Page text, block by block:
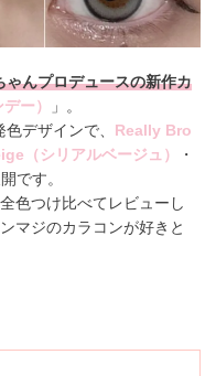
ゃんプロデュースの新作カ
ー）
」。
デザインで、 Really Bro
（シリアルベージュ）
・
です。
色つけ比べてレビューし
マジのカラコンが好きと